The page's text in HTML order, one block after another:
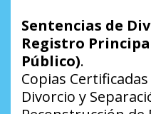
Sentencias de
Registro
Público).
Copias
Divorcio y